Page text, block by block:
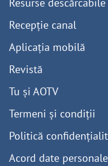
Recepție canal
Aplicația mobilă
Revistă
Tu și AOTV
Termeni și condiții
Politică
Acord date personale